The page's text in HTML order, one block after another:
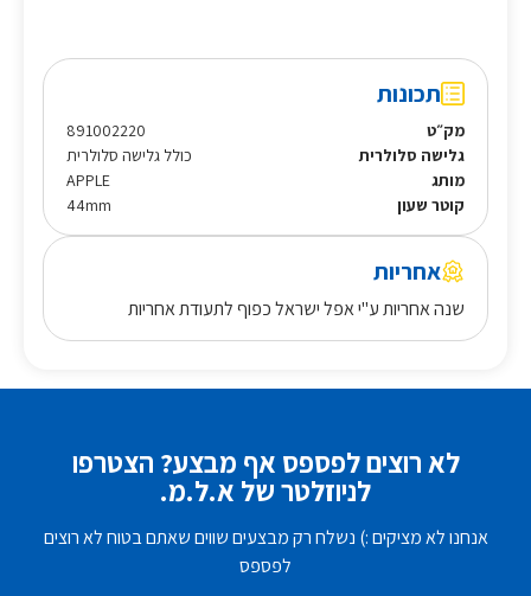
תכונות
מק״ט
891002220
גלישה סלולרית
כולל גלישה סלולרית
מותג
APPLE
קוטר שעון
44mm
אחריות
שנה אחריות ע"י אפל ישראל כפוף לתעודת אחריות
לא רוצים לפספס אף מבצע? הצטרפו
לניוזלטר של א.ל.מ.
אנחנו לא מציקים :) נשלח רק מבצעים שווים שאתם בטוח לא רוצים
לפספס